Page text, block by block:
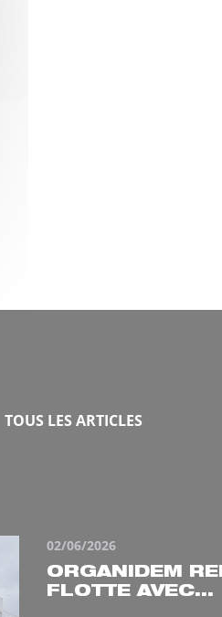
TOUS LES ARTICLES
02/06/2026
ORGANIDEM
FLOTTE AVEC...